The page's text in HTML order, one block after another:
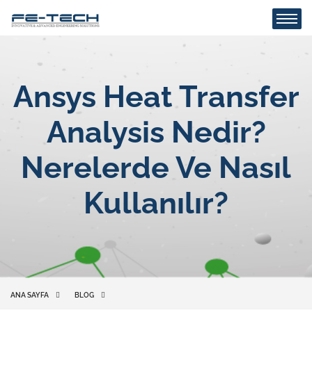
Ansys Heat Transfer
Analysis Nedir?
Nerelerde Ve Nasıl
Kullanılır?
ANA SAYFA BLOG